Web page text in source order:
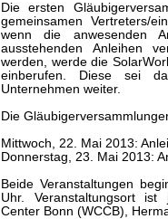
Die ersten
gemeinsamen Vertreters/
wenn die anwesenden
ausstehenden Anleihen
werden, werde die
einberufen. Diese sei
Unternehmen weiter.
Die
Mittwoch, 22. Mai 2013:
Donnerstag, 23. Mai 2013:
Beide Veranstaltungen
Uhr. Veranstaltungsort ist
Center Bonn (WCCB),